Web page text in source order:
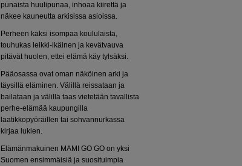
punaista huulipunaa, inhoaa kiirettä ja
näkee kauneutta arkisissa asioissa.
Perheen kaksi isompaa koululaista,
touhukas leikki-ikäinen ja kevätvauva
pitävät huolen, ettei elämä käy tylsäksi.
Pääosassa ovat oman näköinen arki ja
täysillä eläminen. Välillä reissataan ja
bailataan ja välillä taas vietetään tavallista
perhe-elämää kaupungilla
laatikkopyöräillen tai sohvannurkassa
kirjaa lukien.
Elämänmakuinen MAMI GO GO on yksi
Suomen ensimmäisiä ja suosituimpia